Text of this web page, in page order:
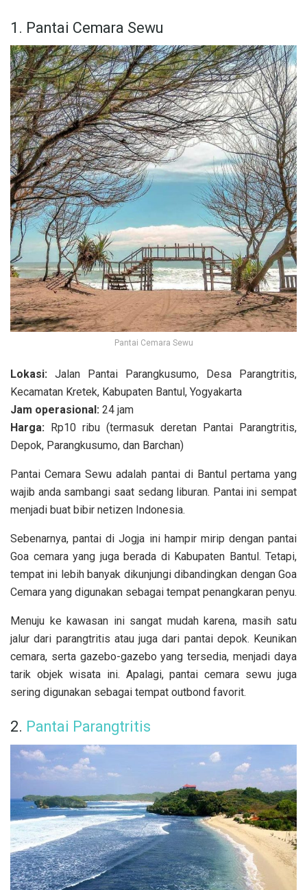
1. Pantai Cemara Sewu
Pantai Cemara Sewu
Lokasi: Jalan Pantai Parangkusumo, Desa Parangtritis,
Kecamatan Kretek, Kabupaten Bantul, Yogyakarta
Jam operasional: 24 jam
Harga:
Rp10 ribu (termasuk deretan Pantai Parangtritis,
Depok, Parangkusumo, dan Barchan)
Pantai Cemara Sewu adalah pantai di Bantul pertama yang
wajib anda sambangi saat sedang liburan. Pantai ini sempat
menjadi buat bibir netizen Indonesia.
Sebenarnya, pantai di Jogja ini hampir mirip dengan pantai
Goa cemara yang juga berada di Kabupaten Bantul. Tetapi,
tempat ini lebih banyak dikunjungi dibandingkan dengan Goa
Cemara yang digunakan sebagai tempat penangkaran penyu.
Menuju ke kawasan ini sangat mudah karena, masih satu
jalur dari parangtritis atau juga dari pantai depok. Keunikan
cemara, serta gazebo-gazebo yang tersedia, menjadi daya
tarik objek wisata ini. Apalagi, pantai cemara sewu juga
sering digunakan sebagai tempat outbond favorit.
2. Pantai Parangtritis